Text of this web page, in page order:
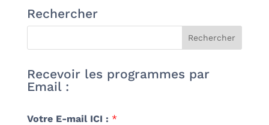
Rechercher
Recevoir les programmes par
Email :
Votre E-mail ICI : *